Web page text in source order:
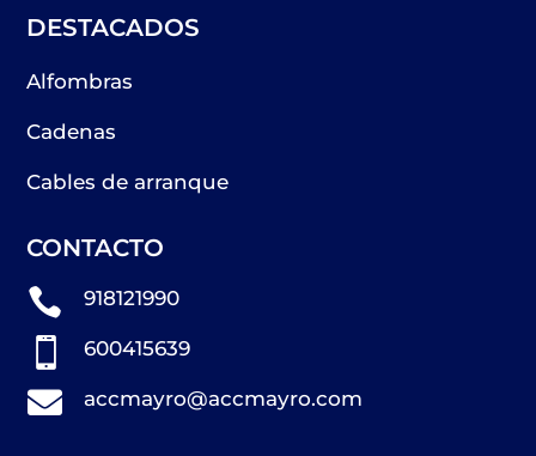
DESTACADOS
Alfombras
Cadenas
Cables de arranque
CONTACTO
 918121990
 600415639
 accmayro@accmayro.com